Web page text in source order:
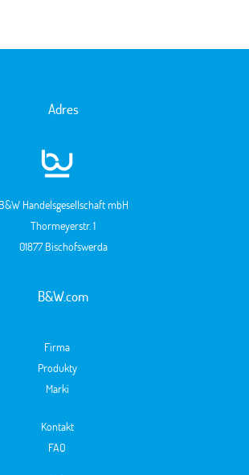
Adres
B&W Handelsgesellschaft mbH
Thormeyerstr. 1
01877 Bischofswerda
B&W.com
Firma
Produkty
Marki
Kontakt
FAQ